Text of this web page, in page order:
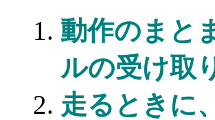
動作のまと
ルの受け取
走るときに